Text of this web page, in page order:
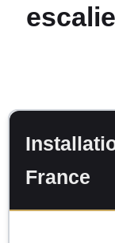
France